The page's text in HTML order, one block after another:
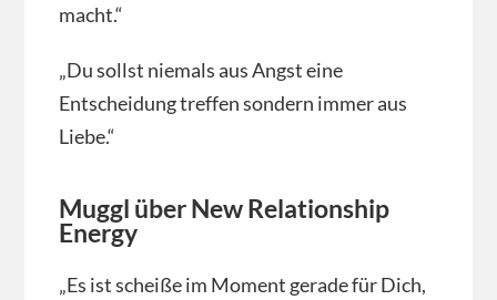
macht.“
„Du sollst niemals aus Angst eine
Entscheidung treffen sondern immer aus
Liebe.“
Muggl über New Relationship
Energy
„Es ist scheiße im Moment gerade für Dich,